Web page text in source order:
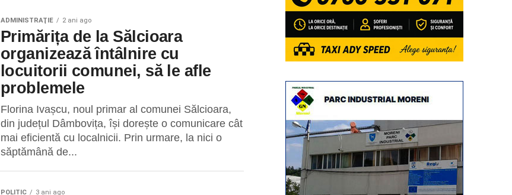
ADMINISTRAŢIE 2 ani ago
Primărița de la Sălcioara
organizează întâlnire cu
locuitorii comunei, să le afle
problemele
Florina Ivașcu, noul primar al comunei Sălcioara,
din județul Dâmbovița, își dorește o comunicare cât
mai eficientă cu localnicii. Prin urmare, la nici o
săptămână de...
POLITIC 3 ani ago